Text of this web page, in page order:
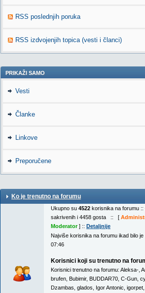
RSS poslednjih poruka
RSS izdvojenjih topica (vesti i članci)
PRIKAŽI SAMO
Vesti
Članke
Linkove
Preporučene
Ko je trenutno na forumu
Ukupno su 4522 korisnika na forumu
sakrivenih i 4458 gosta :: [
Moderator] :: Detaljnije
Najviše korisnika na forumu ikad bilo je
07:46
Korisnici koji su trenutno na
Korisnici trenutno na forumu: Aleksa-
brufen Bubimir, BUDDAR70 C-Gun
Dzambas glados Igor Antonic igorpet